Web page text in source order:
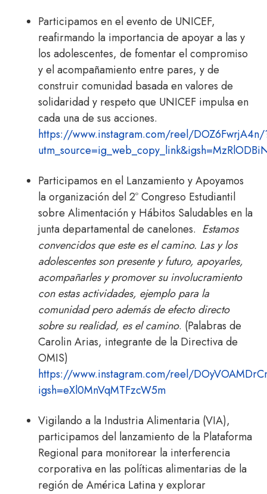
Participamos en el evento de UNICEF,
reafirmando la importancia de apoyar a las y
los adolescentes, de fomentar el compromiso
y el acompañamiento entre pares, y de
construir comunidad basada en valores de
solidaridad y respeto que UNICEF impulsa en
cada una de sus acciones.
https://www.instagram.com/reel/
Participamos en el Lanzamiento y Apoyamos
la organización del 2º Congreso Estudiantil
sobre Alimentación y Hábitos Saludables en la
junta departamental de canelones. Estamos
convencidos que este es el camino. Las y los
adolescentes son presente y futuro, apoyarles,
acompañarles y promover su involucramiento
con estas actividades, ejemplo para la
comunidad pero además de efecto directo
sobre su realidad, es el camino. (Palabras de
Carolin Arias, integrante de la Directiva de
OMIS)
https://www.instagram.com/reel/
igsh=eXl0MnVqMTFzcW5m
Vigilando a la Industria Alimentaria (VIA),
participamos del lanzamiento de la Plataforma
Regional para monitorear la interferencia
corporativa en las políticas alimentarias de la
región de América Latina y explorar